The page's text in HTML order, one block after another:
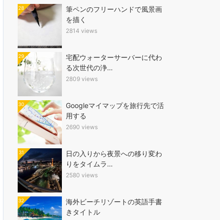
28
筆ペンのフリーハンドで風景画
を描く
2814 views
29
宅配ウォーターサーバーに代わ
る次世代の浄…
2809 views
30
Googleマイマップを旅行先で活
用する
2690 views
31
日の入りから夜景への移り変わ
りをタイムラ…
2580 views
32
海外ビーチリゾートの英語手書
きタイトル